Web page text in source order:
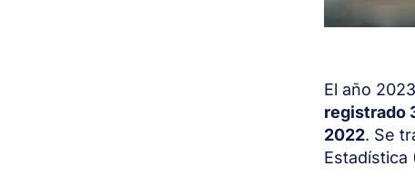
El año
registrado
2022. Se
Estadística